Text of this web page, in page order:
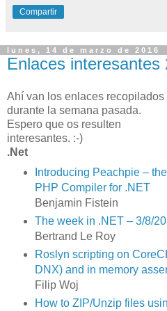
Compartir
lunes, 14 de marzo de 2016
Enlaces interesantes
Ahí van los enlaces recopilados
durante la semana pasada.
Espero que os resulten
interesantes. :-)
.Net
Introducing Peachpie – the
PHP Compiler for .NET
Benjamin Fistein
The week in .NET – 3/8/
Bertrand Le Roy
Roslyn scripting on
DNX) and in memory
Filip Woj
How to ZIP/Unzip files